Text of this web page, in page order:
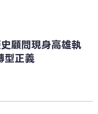
顧問現身高雄執
型正義